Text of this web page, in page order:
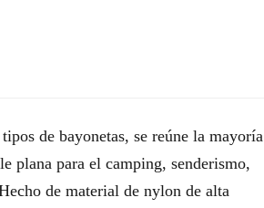
de bayonetas, se reúne la mayoría
plana para el camping, senderismo,
de material de nylon de alta